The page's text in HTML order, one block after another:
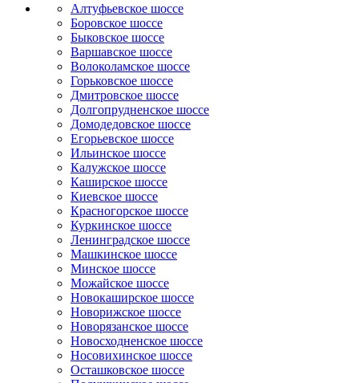
Алтуфьевское шоссе
Боровское шоссе
Быковское шоссе
Варшавское шоссе
Волоколамское шоссе
Горьковское шоссе
Дмитровское шоссе
Долгопрудненское шоссе
Домодедовское шоссе
Егорьевское шоссе
Ильинское шоссе
Калужское шоссе
Каширское шоссе
Киевское шоссе
Красногорское шоссе
Куркинское шоссе
Ленинградское шоссе
Машкинское шоссе
Минское шоссе
Можайское шоссе
Новокаширское шоссе
Новорижское шоссе
Новорязанское шоссе
Новосходненское шоссе
Носовихинское шоссе
Осташковское шоссе